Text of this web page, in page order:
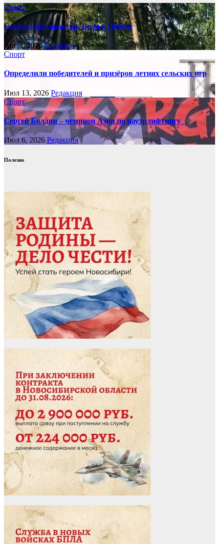
Спорт
Сибирский характер. Воля к Победе
Авг 3, 2026Редакция
Спорт
Определили победителей и призёров летних сельских игр
Июл 13, 2026 Редакция
Спорт
Сергей Болдин – чемпион Азии по пауэрлифтингу
Июл 6, 2026 Редакция
Полезно